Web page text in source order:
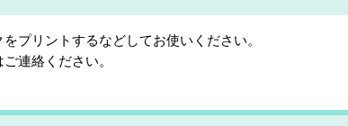
プリントするなどしてお使いください。
連絡ください。